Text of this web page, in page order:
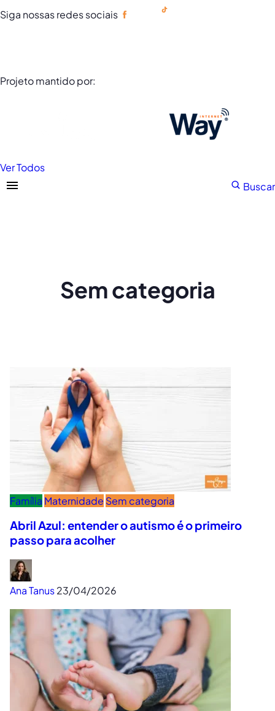
Siga nossas redes sociais
Projeto mantido por:
Ver Todos
Buscar
Sem categoria
Família Maternidade Sem categoria
Abril Azul: entender o autismo é o primeiro
passo para acolher
Ana Tanus23/04/2026